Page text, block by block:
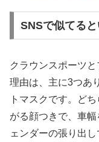
SNSで似てる
クラウンスポーツ
理由は、主に3つあ
トマスクです。ど
がる顔つきで、車
ェンダーの張り出